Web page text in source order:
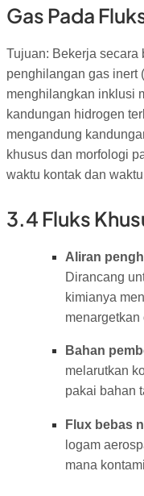
Gas Pada
Tujuan: Bekerja secara
penghilangan gas inert
menghilangkan inklusi
kandungan hidrogen
mengandung
khusus dan morfologi
waktu kontak dan
3.4 Fluks
Aliran
Dirancang
kimianya
Bahan
melarutkan
pakai bahan
Flux bebas
logam
mana